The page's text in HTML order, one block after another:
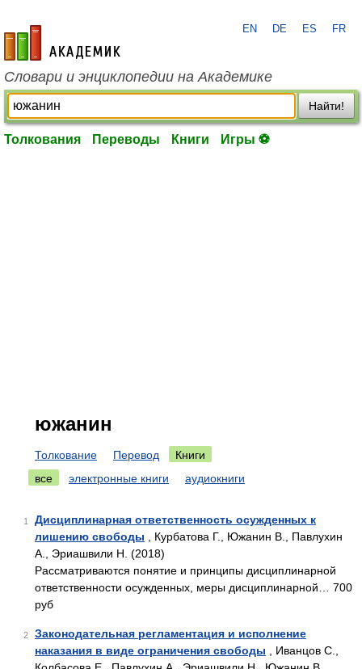
academic.ru
EN DE ES FR
Словари и энциклопедии на Академике
Найти!
Толкования Переводы Книги Игры ⚽
южанин
Толкование Перевод
Книги
все
электронные книги аудиокниги
1
Дисциплинарная ответственность осужденных к
лишению свободы , Курбатова Г., Южанин В., Павлухин
А., Эриашвили Н. (2018)
Рассматриваются понятие и принципы дисциплинарной
ответственности осужденных, меры дисциплинарной… 700
руб
2
Законодательная регламентация и исполнение
наказания в виде ограничения свободы , Иванцов С.,